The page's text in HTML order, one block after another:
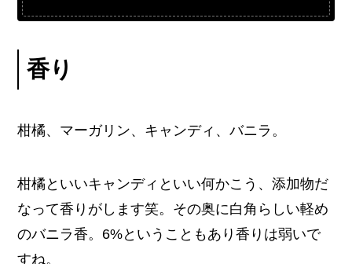
香り
柑橘、マーガリン、キャンディ、バニラ。
柑橘といいキャンディといい何かこう、添加物だ
なって香りがします笑。その奥に白角らしい軽め
のバニラ香。6%ということもあり香りは弱いで
すね。